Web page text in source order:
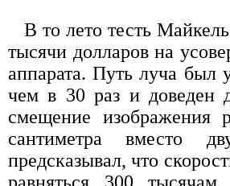
В то лето тесть
тысячи долларов на
аппарата. Путь луча был
чем в 30 раз и доведен
смещение изображения
сантиметра вместо
предсказывал, что
равняться 300 тысячам